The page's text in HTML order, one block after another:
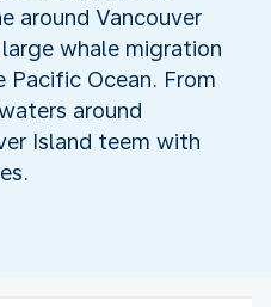
around Vancouver
whale migration
Ocean. From
around
Island teem with